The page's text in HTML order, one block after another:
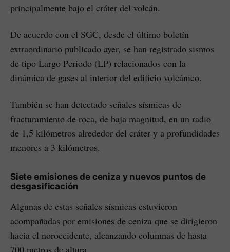
principalmente bajo el cráter del volcán.
De acuerdo con el SGC, desde el último boletín
extraordinario publicado ayer, se han registrado sismos
de tipo Largo Periodo (LP) relacionados con la
dinámica de gases al interior del edificio volcánico.
También se han detectado señales sísmicas de
fracturamiento de roca, de baja magnitud, en un radio
de 1,5 kilómetros alrededor del cráter y a profundidades
menores a 3 kilómetros.
Siete emisiones de ceniza y nuevos puntos de
desgasificación
Algunas de estas señales sísmicas estuvieron
acompañadas por emisiones de ceniza que se dirigieron
hacia el noroccidente, alcanzando columnas de hasta
700 metros de altura.